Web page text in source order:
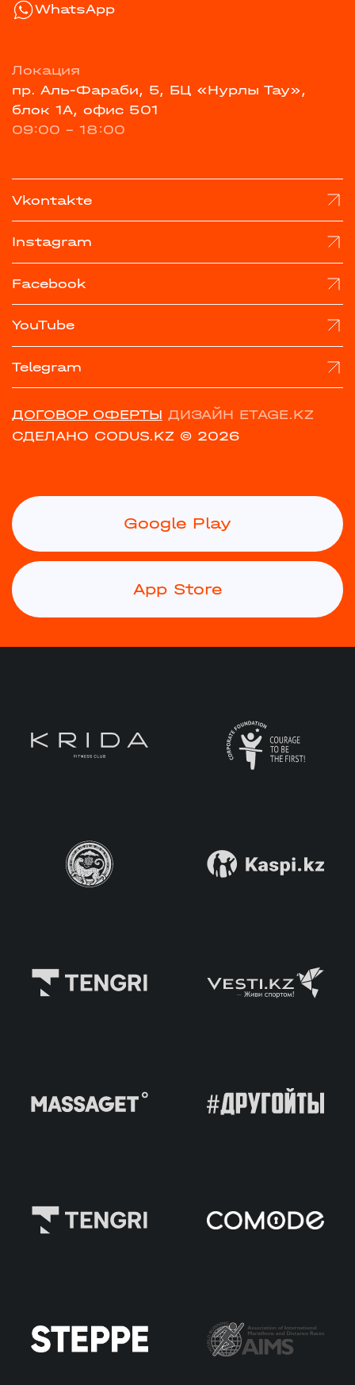
WhatsApp
Локация
пр. Аль-Фараби, 5, БЦ «Нурлы Тау»,
блок 1А, офис 501
09:00 - 18:00
Vkontakte
Instagram
Facebook
YouTube
Telegram
ДОГОВОР ОФЕРТЫ ДИЗАЙН ETAGE.KZ
СДЕЛАНО CODUS.KZ © 2026
Google Play
App Store